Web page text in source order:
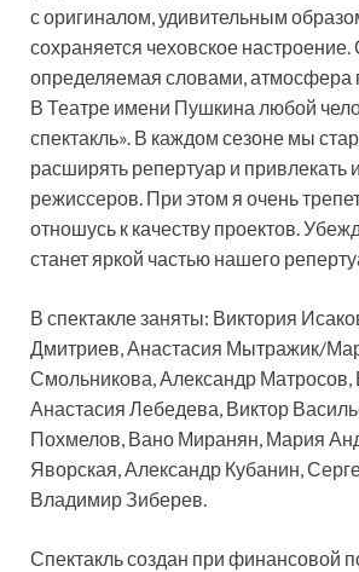
с оригиналом, удивительным
сохраняется чеховское
определяемая словами, атмосфера
В Театре имени Пушкина любой
спектакль». В каждом сезоне мы
расширять репертуар и привлекать
режиссеров. При этом я очень
отношусь к качеству проектов.
станет яркой частью нашего
В спектакле заняты: Виктория
Дмитриев, Анастасия Мытражик/
Смольникова, Александр Матросов,
Анастасия Лебедева, Виктор
Похмелов, Вано Миранян, Мария
Яворская, Александр Кубанин,
Владимир Зиберев.
Спектакль создан при финансовой